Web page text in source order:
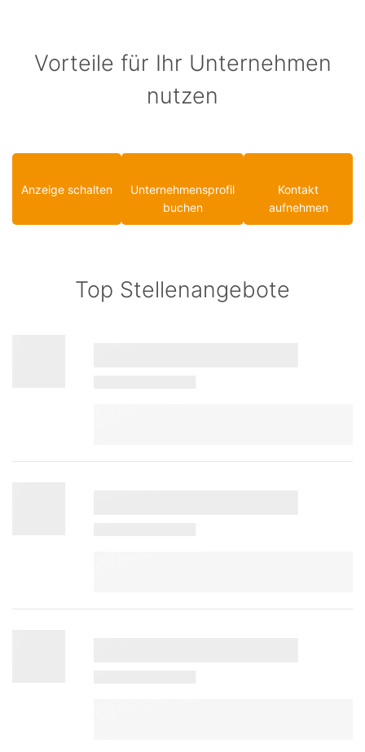
Vorteile für Ihr Unternehmen
nutzen
Anzeige schalten
Unternehmensprofil
buchen
Kontakt
aufnehmen
Top Stellenangebote